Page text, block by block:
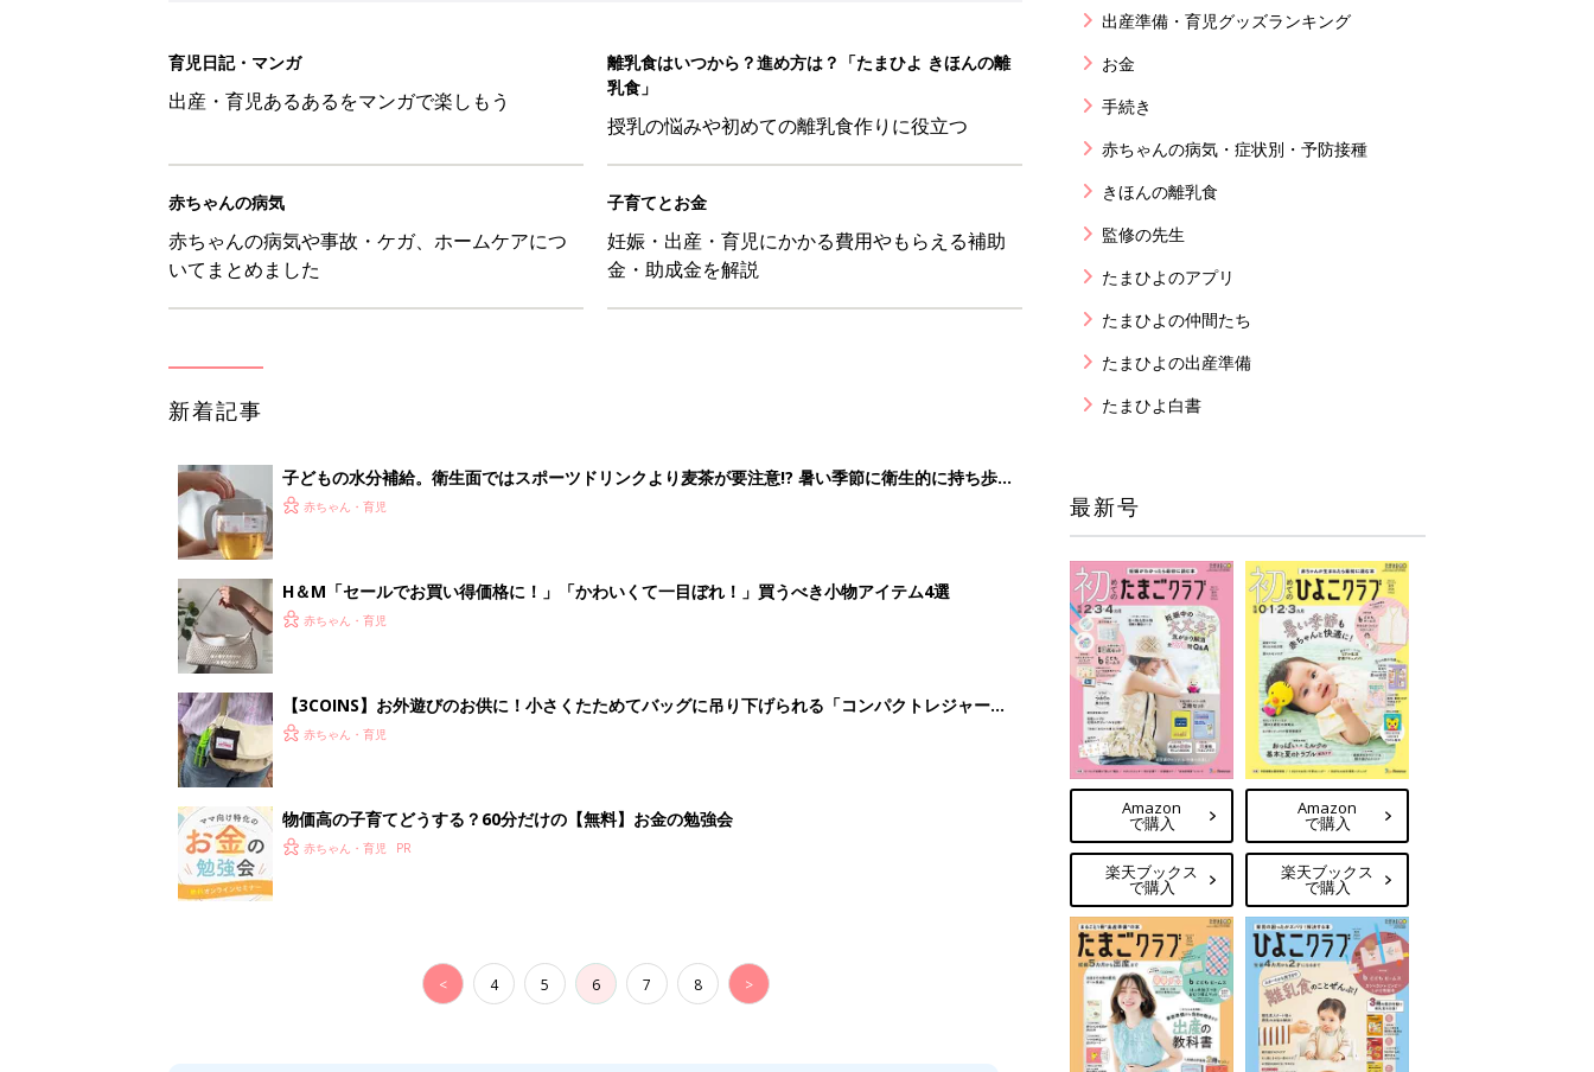
育児日記・マンガ
出産・育児あるあるをマンガで楽しもう
離乳食はいつから？進め方は？「たまひよ きほんの離
乳食」
授乳の悩みや初めての離乳食作りに役立つ
赤ちゃんの病気
赤ちゃんの病気や事故・ケガ、ホームケアにつ
いてまとめました
子育てとお金
妊娠・出産・育児にかかる費用やもらえる補助
金・助成金を解説
新着記事
子どもの水分補給。衛生面ではスポーツドリンクより麦茶が要注意!? 暑い季節に衛生的に持ち歩
く3つのコツとは？【専門家監修】
赤ちゃん・育児
H＆М「セールでお買い得価格に！」「かわいくて一目ぼれ！」買うべき小物アイテム4選
赤ちゃん・育児
【3COINS】お外遊びのお供に！小さくたためてバッグに吊り下げられる「コンパクトレジャーシ
ート」
赤ちゃん・育児
物価高の子育てどうする？60分だけの【無料】お金の勉強会
赤ちゃん・育児
< 4 5 6 7 8 >
出産準備・育児グッズランキング
お金
手続き
赤ちゃんの病気・症状別・予防接種
きほんの離乳食
監修の先生
たまひよのアプリ
たまひよの仲間たち
たまひよの出産準備
たまひよ白書
最新号
Amazon
で購入
楽天ブックス
で購入
Amazon
で購入
楽天ブックス
で購入